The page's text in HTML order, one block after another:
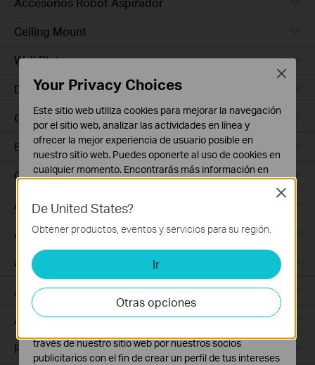
Ceiling Mount
Wall Plate
Desktop
Outdoor
Bridges
GPON
Access Plus
Aggregation
Access Max
Access
Access Pro
Routers Ethernet
De United States?
Obtener productos, eventos y servicios para su región.
Ir
Otras opciones
Close
Your Privacy Choices
Este sitio web utiliza cookies para mejorar la navegación
por el sitio web, analizar las actividades en línea y
ofrecer la mejor experiencia de usuario posible en
nuestro sitio web. Puedes oponerte al uso de cookies en
cualquier momento. Encontrarás más información en
Cookies Básicas
Estas cookies son necesarias para el funcionamiento
del sitio web y no pueden desactivarse en tu sistema.
Cookies de Análisis y de Marketing
Las cookies de análisis nos permiten analizar tus
actividades en nuestro sitio web con el fin de mejorar y
adaptar la funcionalidad del mismo.
través de nuestro sitio web por nuestros socios
publicitarios con el fin de crear un perfil de tus intereses
Close